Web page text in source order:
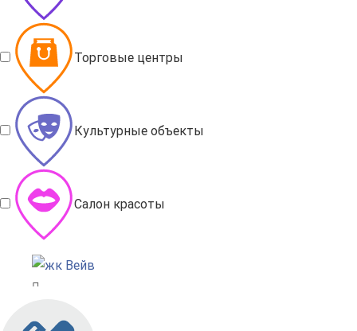
Торговые центры
Культурные объекты
Салон красоты